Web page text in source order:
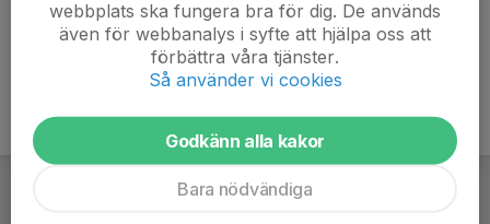
webbplats ska fungera bra för dig. De används
även för webbanalys i syfte att hjälpa oss att
förbättra våra tjänster.
Så använder vi cookies
Godkänn alla kakor
Bara nödvändiga